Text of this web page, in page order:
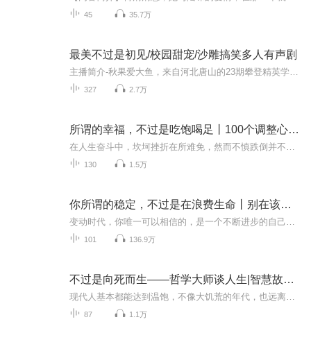
45 35.7万
最美不过是初见/校园甜宠/沙雕搞笑多人有声剧
327 2.7万
所谓的幸福，不过是吃饱喝足丨100个调整心态小技巧
130 1.5万
你所谓的稳定，不过是在浪费生命丨别在该拼搏的年纪，选择躺平！
101 136.9万
不过是向死而生——哲学大师谈人生|智慧故事|心理疗愈
87 1.1万